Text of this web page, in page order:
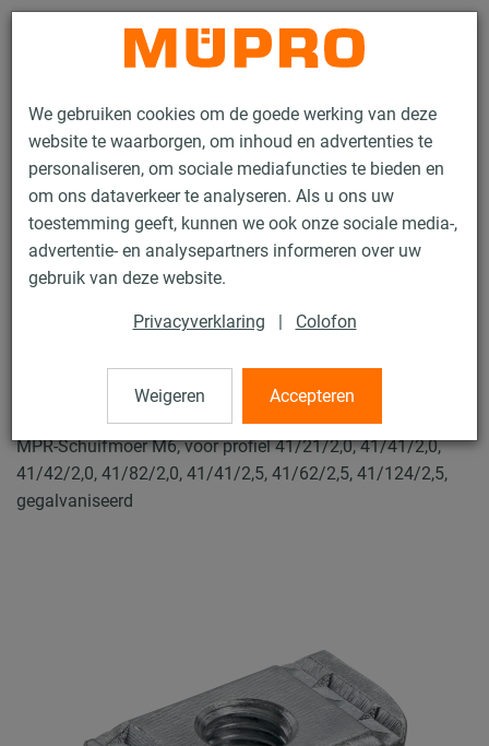
We gebruiken cookies om de goede werking van deze
website te waarborgen, om inhoud en advertenties te
personaliseren, om sociale mediafuncties te bieden en
om ons dataverkeer te analyseren. Als u ons uw
toestemming geeft, kunnen we ook onze sociale media-,
advertentie- en analysepartners informeren over uw
gebruik van deze website.
Privacyverklaring | Colofon
Weigeren Accepteren
Contact
Producten Bevestigingstechniek
Ventilatiebevestiging
Installatierails voor luchtkanaalbevestiging
MPR Schuifmoeren
MPR Schuifmoeren
MPR-Schuifmoer M6, voor profiel 41/21/2,0, 41/41/2,0,
41/42/2,0, 41/82/2,0, 41/41/2,5, 41/62/2,5, 41/124/2,5,
gegalvaniseerd